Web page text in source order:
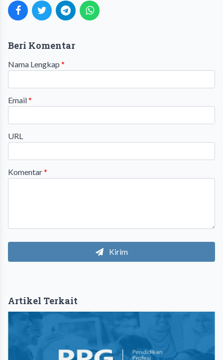
Beri Komentar
Nama Lengkap *
Email*
URL
Komentar*
Kirim
Artikel Terkait